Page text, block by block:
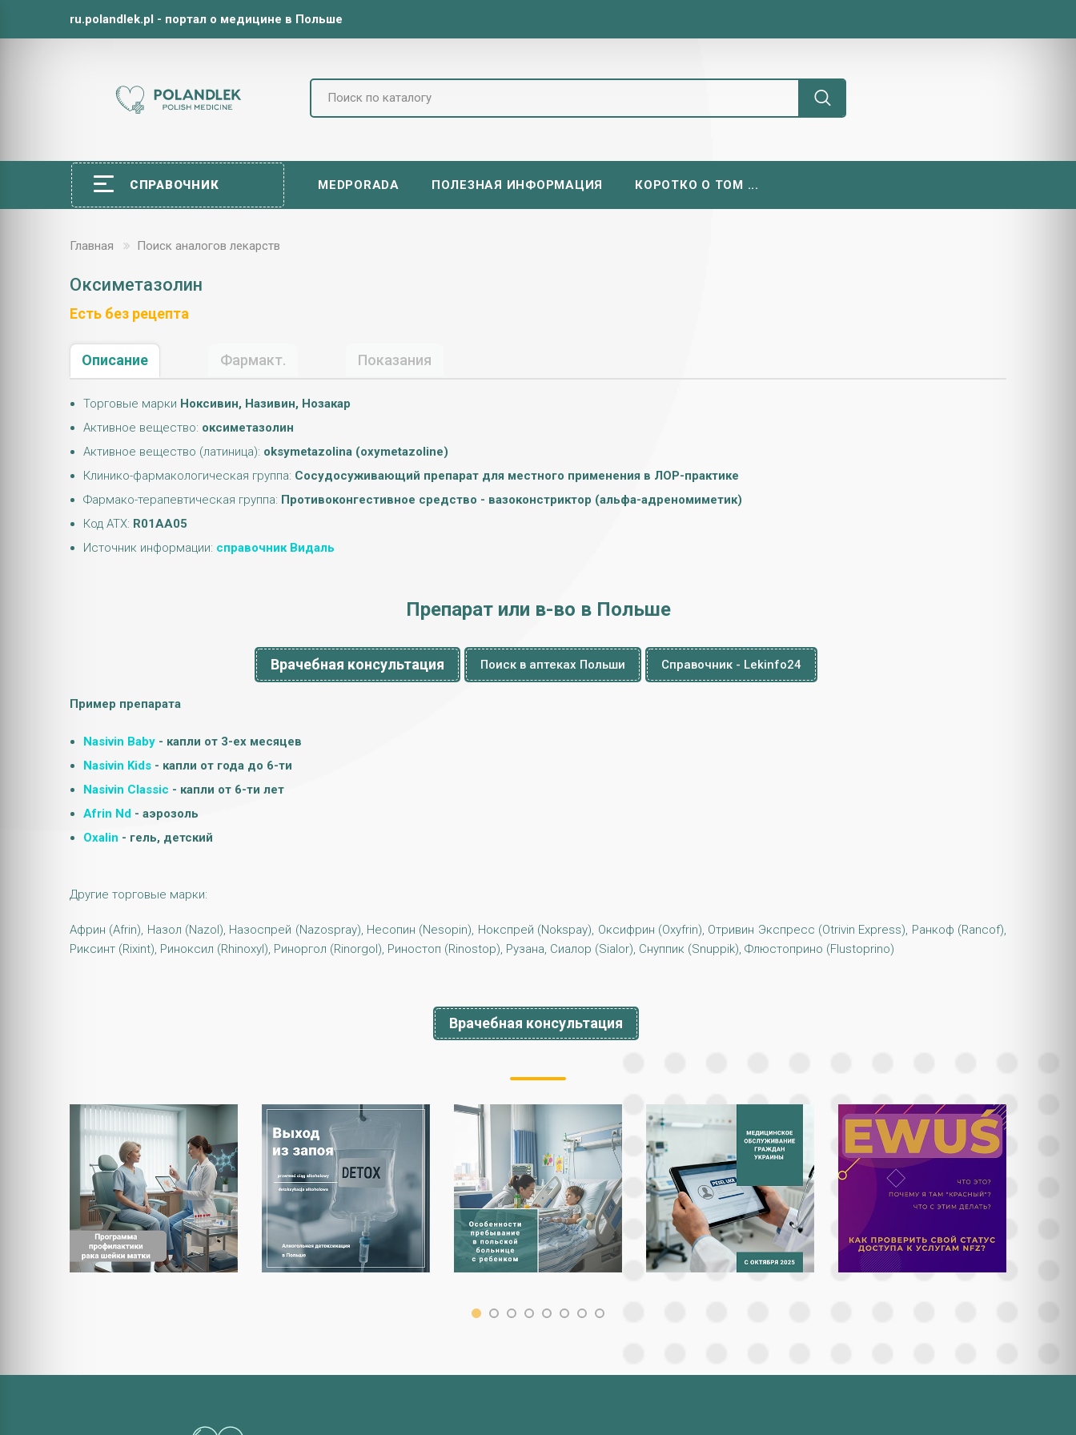
ru.polandlek.pl - портал о медицине в Польше
СПРАВОЧНИК MEDPORADA ПОЛЕЗНАЯ ИНФОРМАЦИЯ КОРОТКО О ТОМ ...
Главная Поиск аналогов лекарств
Оксиметазолин
Есть без рецепта
Описание Фармакт. Показания
Торговые марки Ноксивин, Називин, Нозакар
Активное вещество: оксиметазолин
Активное вещество (латиница): oksymetazolina (oxymetazoline)
Клинико-фармакологическая группа: Сосудосуживающий препарат для местного применения в ЛОР-практике
Фармако-терапевтическая группа: Противоконгестивное средство - вазоконстриктор (альфа-адреномиметик)
Код АТХ: R01AA05
Источник информации: справочник Видаль
Препарат или в-во в Польше
Врачебная консультация Поиск в аптеках Польши Справочник - Lekinfo24
Пример препарата
Nasivin Baby - капли от 3-ех месяцев
Nasivin Kids - капли от года до 6-ти
Nasivin Classic - капли от 6-ти лет
Afrin Nd - аэрозоль
Oxalin - гель, детский
Другие торговые марки:
Африн (Afrin), Назол (Nazol), Назоспрей (Nazospray), Несопин (Nesopin), Нокспрей (Nokspay), Оксифрин (Oxyfrin), Отривин Экспресс (Otrivin Express), Ранкоф (Rancof),
Риксинт (Rixint), Риноксил (Rhinoxyl), Риноргол (Rinorgol), Риностоп (Rinostop), Рузана, Сиалор (Sialor), Снуппик (Snuppik), Флюстоприно (Flustoprino)
Врачебная консультация